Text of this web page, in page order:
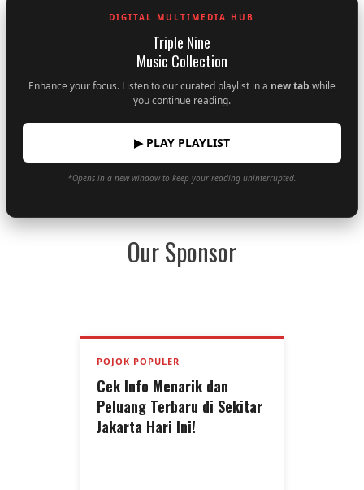
DIGITAL MULTIMEDIA HUB
Triple Nine
Music Collection
Enhance your focus. Listen to our curated playlist in a new tab while
you continue reading.
▶ PLAY PLAYLIST
*Opens in a new window to keep your reading uninterrupted.
Our Sponsor
POJOK POPULER
Cek Info Menarik dan
Peluang Terbaru di Sekitar
Jakarta Hari Ini!